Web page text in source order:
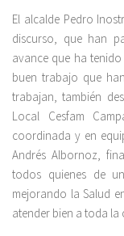
El alcalde Pedro
discurso, que han
avance que ha
buen trabajo que
trabajan, también
Local Cesfam
coordinada y en
Andrés Albornoz,
todos quienes de
mejorando la Salud
atender bien a toda la